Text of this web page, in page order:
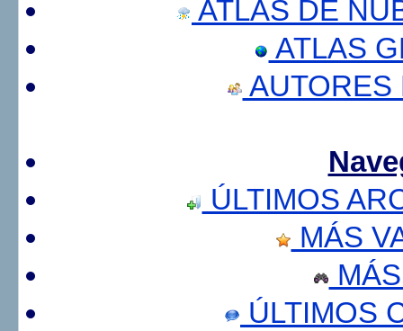
ATLAS DE
ATLAS
AUTORES
ÚLTIMOS
MÁS
ÚLTIMOS